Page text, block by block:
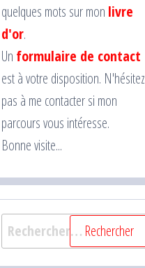
quelques mots sur mon livre
d'or.
Un formulaire de contact
est à votre disposition. N'hésitez
pas à me contacter si mon
parcours vous intéresse.
Bonne visite...
Rechercher :